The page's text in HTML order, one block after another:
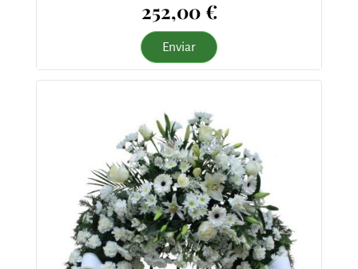
252,00 €
Enviar